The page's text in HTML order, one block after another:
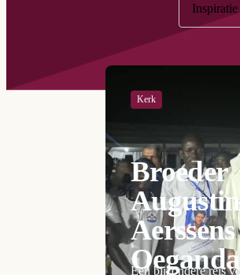
Inspiratie
Kerk
Broeder
Oeganda
Een bijzondere reis